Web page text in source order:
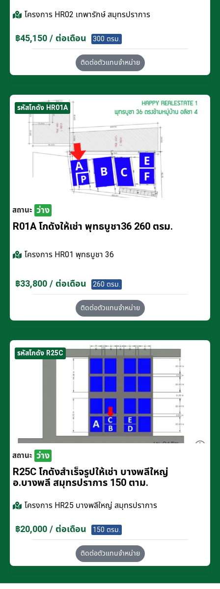
โครงการ HR02 เทพารักษ์ สมุทรปราการ
฿45,150 / ต่อเดือน 300 ตรม.
ติดต่อตัวแทนจำหน่าย
รหัสโกดัง HR01A
สถานะ ว่าง
R01A โกดังให้เช่า พุทธบูชา36 260 ตรม.
โครงการ HR01 พุทธบูชา 36
฿33,800 / ต่อเดือน 260 ตรม.
ติดต่อตัวแทนจำหน่าย
รหัสโกดัง R25C
สถานะ ว่าง
R25C โกดังสำเร็จรูปให้เช่า บางพลีใหญ่
อ.บางพลี สมุทรปราการ 150 ตาม.
โครงการ HR25 บางพลีใหญ่ สมุทรปราการ
฿20,000 / ต่อเดือน 150 ตรม.
ติดต่อตัวแทนจำหน่าย